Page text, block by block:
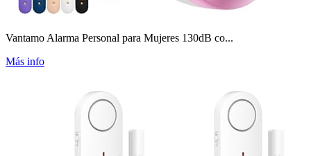
Vantamo Alarma Personal para Mujeres 130dB co...
Más info